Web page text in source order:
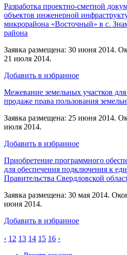
Разработка проектно-сметной
объектов инженерной
микрорайона «Восточный» в с.
района
Заявка размещена: 30 июня 2014.
21 июля 2014.
Добавить в избранное
Межевание земельных участков
продаже права пользования
Заявка размещена: 25 июня 2014.
июля 2014.
Добавить в избранное
Приобретение программного
для обеспечения подключения к
Правительства Свердловской
Заявка размещена: 30 мая 2014.
июня 2014.
Добавить в избранное
‹ 12 13 14 15 16 ›